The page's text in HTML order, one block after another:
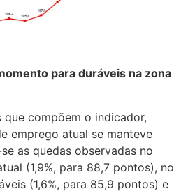
para duráveis na zona
que compõem o indicador,
emprego atual se manteve
as quedas observadas no
(1,9%, para 88,7 pontos), no
(1,6%, para 85,9 pontos) e